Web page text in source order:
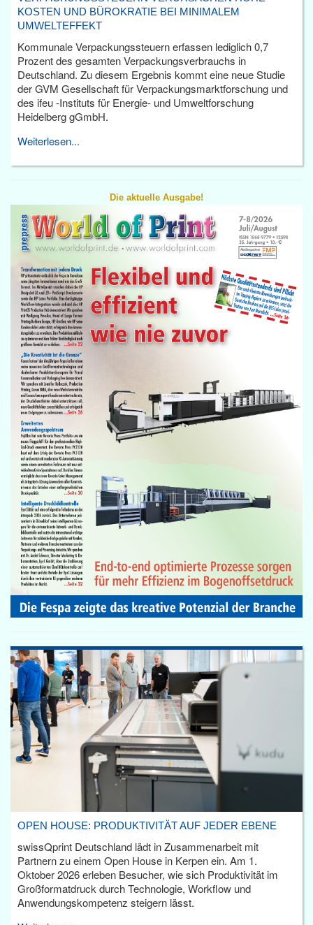
KOSTEN UND BÜROKRATIE BEI MINIMALEM
UMWELTEFFEKT
Kommunale Verpackungssteuern erfassen lediglich 0,7
Prozent des gesamten Verpackungsverbrauchs in
Deutschland. Zu diesem Ergebnis kommt eine neue Studie
der GVM Gesellschaft für Verpackungsmarktforschung und
des ifeu -Instituts für Energie- und Umweltforschung
Heidelberg gGmbH.
Weiterlesen...
Die aktuelle Ausgabe!
OPEN HOUSE: PRODUKTIVITÄT AUF JEDER EBENE
swissQprint Deutschland lädt in Zusammenarbeit mit
Partnern zu einem Open House in Kerpen ein. Am 1.
Oktober 2026 erleben Besucher, wie sich Produktivität im
Großformatdruck durch Technologie, Workflow und
Anwendungskompetenz steigern lässt.